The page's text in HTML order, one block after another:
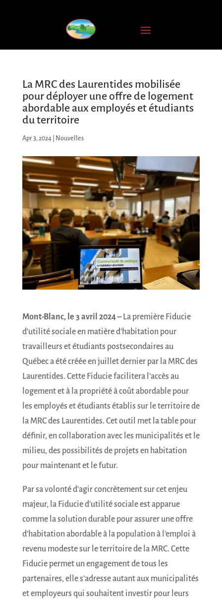
La MRC des Laurentides mobilisée
pour déployer une offre de logement
abordable aux employés et étudiants
du territoire
Apr 3, 2024| Nouvelles
Mont-Blanc, le 3 avril 2024 –La première Fiducie
d’utilité sociale en matière d’habitation pour
travailleurs et étudiants postsecondaires au
Québec a été créée en juillet dernier par la MRC des
Laurentides. Cette Fiducie facilitera l’accès au
logement et à la propriété à coût abordable pour
les employés et étudiants établis sur le territoire de
la MRC des Laurentides. Cet outil met la table pour
définir, en collaboration avec les municipalités et le
milieu, des possibilités de projets en habitation
pour maintenant et le futur.
Par sa volonté d’agir concrètement sur cet enjeu
majeur, la Fiducie d’utilité sociale est apparue
comme la solution durable pour assurer une offre
d’habitation abordable à la population à l’emploi à
revenu modeste sur le territoire de la MRC. Cette
Fiducie permet un engagement de tous les
partenaires, elle s’adresse autant aux municipalités
et employeurs qui souhaitent investir pour leurs